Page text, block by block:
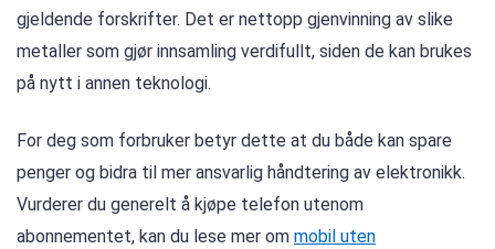
gjeldende forskrifter. Det er nettopp gjenvinning av slike
metaller som gjør innsamling verdifullt, siden de kan brukes
på nytt i annen teknologi.
For deg som forbruker betyr dette at du både kan spare
penger og bidra til mer ansvarlig håndtering av elektronikk.
Vurderer du generelt å kjøpe telefon utenom
abonnementet, kan du lese mer om mobil uten